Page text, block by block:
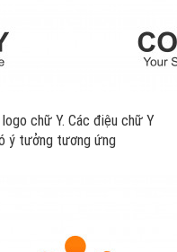
chữ Y. Các điệu chữ Y
ý tưởng tương ứng